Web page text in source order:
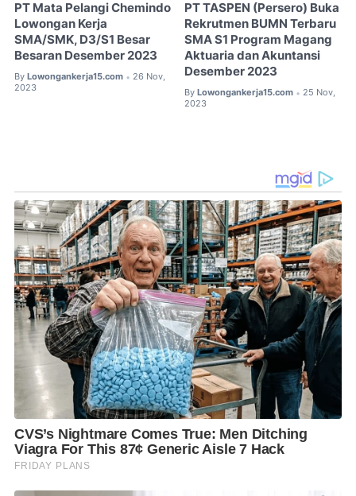
PT Mata Pelangi Chemindo
Lowongan Kerja
SMA/SMK, D3/S1 Besar
Besaran Desember 2023
By Lowongankerja15.com • 26 Nov,
2023
PT TASPEN (Persero) Buka
Rekrutmen BUMN Terbaru
SMA S1 Program Magang
Aktuaria dan Akuntansi
Desember 2023
By Lowongankerja15.com • 25 Nov,
2023